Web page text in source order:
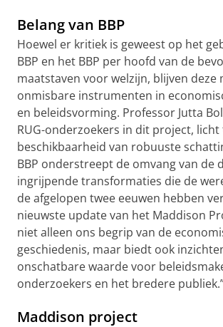
Belang van BBP
Hoewel er kritiek is geweest op het
BBP en het BBP per hoofd van de
maatstaven voor welzijn, blijven deze
onmisbare instrumenten in
en beleidsvorming. Professor Jutta
RUG-onderzoekers in dit project, licht
beschikbaarheid van robuuste
BBP onderstreept de omvang van de
ingrijpende transformaties die de
de afgelopen twee eeuwen hebben
nieuwste update van het Maddison
niet alleen ons begrip van de
geschiedenis, maar biedt ook
onschatbare waarde voor
onderzoekers en het bredere
Maddison project